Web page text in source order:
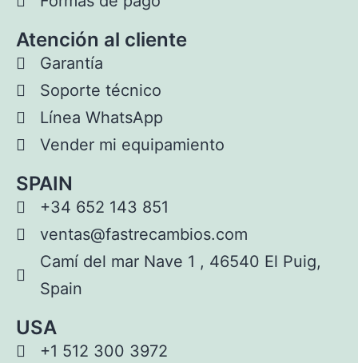
Atención al cliente
Garantía
Soporte técnico
Línea WhatsApp
Vender mi equipamiento
SPAIN
+34 652 143 851
ventas@fastrecambios.com
Camí del mar Nave 1 , 46540 El Puig,
Spain
USA
+1 512 300 3972